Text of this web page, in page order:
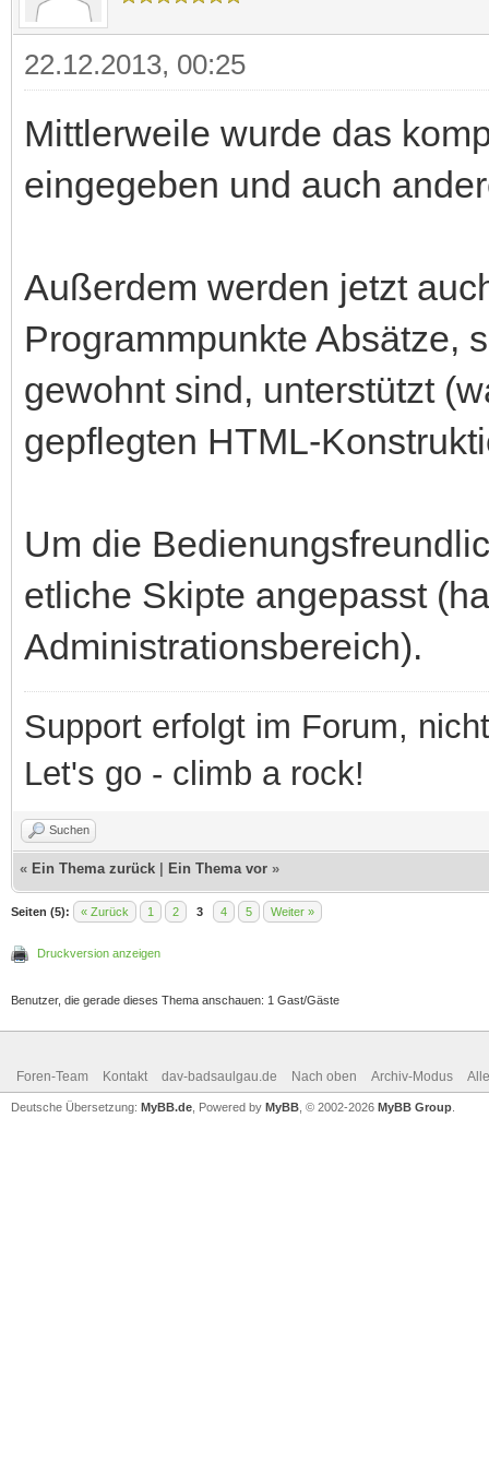
22.12.2013, 00:25
Mittlerweile wurde das
eingegeben und auch
Außerdem werden jetzt
Programmpunkte Absätze,
gewohnt sind, unterstützt
gepflegten HTML-
Um die
etliche Skipte angepasst
Administrationsbereich).
Support erfolgt im Forum,
Let's go - climb a rock!
Suchen
« Ein Thema zurück Ein Thema vor »
Seiten (5): « Zurück 1 2 3 4 5 Weiter »
Druckversion anzeigen
Benutzer, die gerade dieses Thema anschauen: 1 Gast/Gäste
Foren-Team Kontakt dav-badsaulgau.de Nach oben Archiv-Modus
Deutsche Übersetzung: MyBB.de , Powered by MyBB , © 2002-2026 MyBB Group